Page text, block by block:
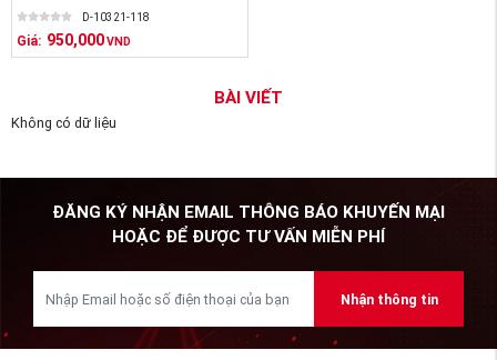
D-10321-118
Giá: 950,000 VND
BÀI VIẾT
Không có dữ liệu
ĐĂNG KÝ NHẬN EMAIL THÔNG BÁO KHUYẾN MẠI
HOẶC ĐỂ ĐƯỢC TƯ VẤN MIỄN PHÍ
Nhận thông tin